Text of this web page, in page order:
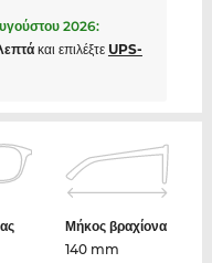
2026:
και επιλέξτε UPS-
Μήκος βραχίονα
140 mm